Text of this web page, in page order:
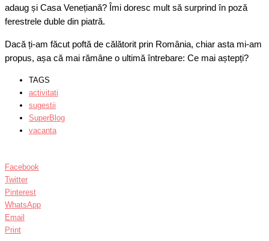
adaug și Casa Venețiană? Îmi doresc mult să surprind în poză
ferestrele duble din piatră.
Dacă ți-am făcut poftă de călătorit prin România, chiar asta mi-am
propus, așa că mai rămâne o ultimă întrebare: Ce mai aștepți?
TAGS
activitati
sugestii
SuperBlog
vacanta
Facebook
Twitter
Pinterest
WhatsApp
Email
Print